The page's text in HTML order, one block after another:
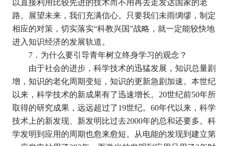
以直接利用比较先进的技术而不用再去走发达国家的老
路。展望未来，我们充满信心。只要我们未雨绸缪，制定
相应的对策，切实落实“科教兴国”战略，就一定能较快地
进入知识经济的发展轨道。
7．为什么要引导青年树立终身学习的观念？
由于社会的进步，科学技术的迅猛发展，知识总量剧
增，知识的老化周期变短，知识的更新急剧加速。本世纪
以来，科学技术的新成果有了迅速增长。 20世纪前50年所
取得的研究成果，远远超过了19世纪。 60年代以来，科学
技术上的新发现、新发明比过去2000年的总和还要多。科
学发明到应用的周期也愈来愈短。从电能的发现到建立第